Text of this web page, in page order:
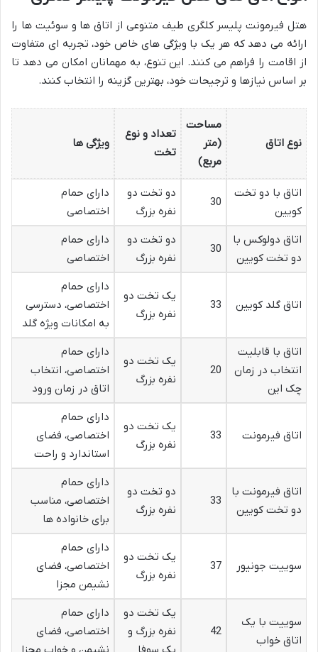
هتل فیرمونت پلیسر کلگری طیف متنوعی از اتاق ها و سوئیت ها را
ارائه می دهد که هر یک با ویژگی های خاص خود، تجربه ای متفاوت
از اقامت را فراهم می کنند. این تنوع، به مهمانان امکان می دهد تا
بر اساس نیازها و ترجیحات خود، بهترین گزینه را انتخاب کنند.
نوع اتاق
مساحت
(متر
مربع)
تعداد و نوع
تخت
ویژگی ها
اتاق با دو تخت
کویین
30
دو تخت دو
نفره بزرگ
دارای حمام
اختصاصی
اتاق دولوکس با
دو تخت کویین
30
دو تخت دو
نفره بزرگ
دارای حمام
اختصاصی
اتاق گلد کویین 33
یک تخت دو
نفره بزرگ
دارای حمام
اختصاصی، دسترسی
به امکانات ویژه گلد
اتاق با قابلیت
انتخاب در زمان
چک این
20
یک تخت دو
نفره بزرگ
دارای حمام
اختصاصی، انتخاب
اتاق در زمان ورود
اتاق فیرمونت 33
یک تخت دو
نفره بزرگ
دارای حمام
اختصاصی، فضای
استاندارد و راحت
اتاق فیرمونت با
دو تخت کویین
33
دو تخت دو
نفره بزرگ
دارای حمام
اختصاصی، مناسب
برای خانواده ها
سوییت جونیور 37
یک تخت دو
نفره بزرگ
دارای حمام
اختصاصی، فضای
نشیمن مجزا
سوییت با یک
اتاق خواب
42
یک تخت دو
نفره بزرگ و
دارای حمام
اختصاصی، فضای